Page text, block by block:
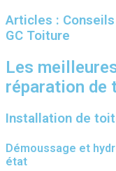
Articles :
GC Toiture
Les
réparation de
Installation de
Démoussage et
état